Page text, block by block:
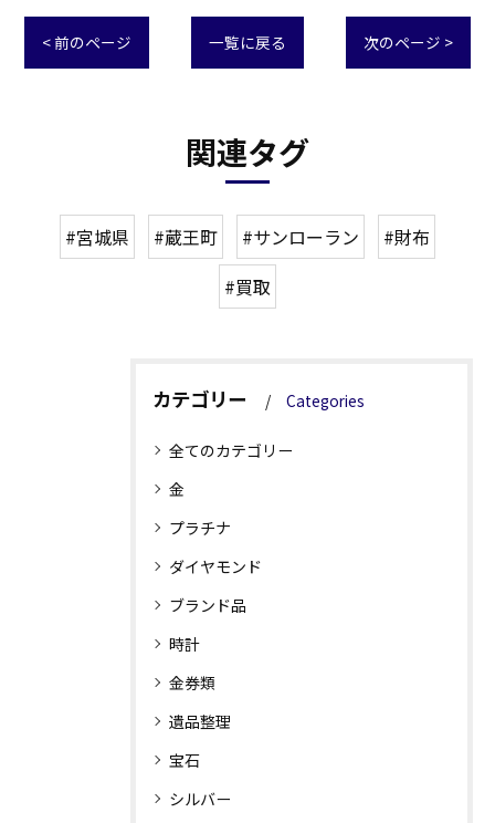
< 前のページ 一覧に戻る 次のページ >
関連タグ
#宮城県 #蔵王町 #サンローラン
#財布
#買取
カテゴリー Categories
全てのカテゴリー
金
プラチナ
ダイヤモンド
ブランド品
時計
金券類
遺品整理
宝石
シルバー